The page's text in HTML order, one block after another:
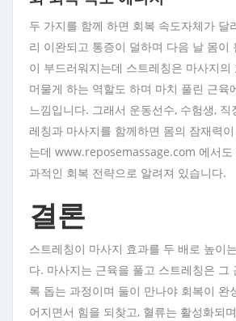
두 가지를 함께 하면 회복 속도자체가 달
리 이완되고 통증이 덜하며 다음 날 몸이
이 부드러워지는데 스트레칭은 마사지의
머물게 하는 역할도 하며 마치 풀린 근육
느낌입니다. 그래서 운동선수, 수험생, 직
레칭과 마사지를 함께하면 몸의 잠재력
는데 www.reposemassage.com 에서도
과적인 회복 전략으로 알려져 있습니다.
결론
스트레칭이 마사지 효과를 두 배로 높이
다. 마사지는 근육을 풀고 스트레칭은 그
록 돕는 과정이며 둘이 만나야 회복이 완
어지면서 힘을 되찾고, 혈류는 활성화되